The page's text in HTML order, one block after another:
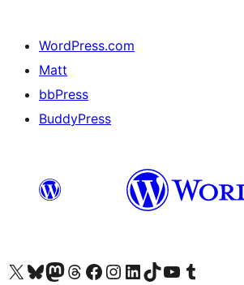
WordPress.com
Matt
bbPress
BuddyPress
Visit our X (formerly Twitter) account
Visit our Bluesky account
Visita nuestra cuenta de Twitter
Visit our Threads account
Visita nuestra página de Facebook
Visite nuestra cuenta de Instagram
Visit our LinkedIn account
Visit our TikTok account
Visit our YouTube channel
Visit our Tumblr account